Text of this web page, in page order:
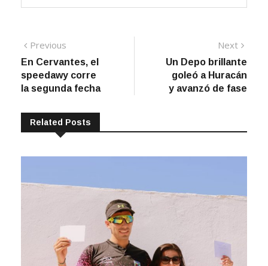
Navegación
de
entradas
Previous
post:
En Cervantes, el
speedawy corre
la segunda fecha
Next
Un Depo brillante
goleó a Huracán
y avanzó de fase
Related Posts